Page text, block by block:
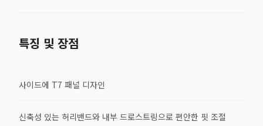
특징 및 장점
사이드에 T7 패널 디자인
신축성 있는 허리밴드와 내부 드로스트링으로 편안한 핏 조절